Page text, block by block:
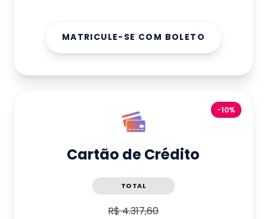
MATRICULE-SE COM BOLETO
-10%
Cartão de Crédito
TOTAL
R$ 4.317,60